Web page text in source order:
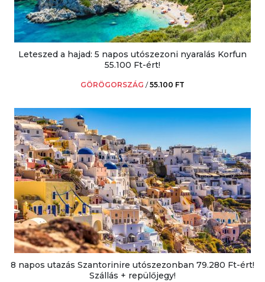
Leteszed a hajad: 5 napos utószezoni nyaralás Korfun
55.100 Ft-ért!
GÖRÖGORSZÁG /55.100 FT
8 napos utazás Szantorinire utószezonban 79.280 Ft-ért!
Szállás + repülőjegy!